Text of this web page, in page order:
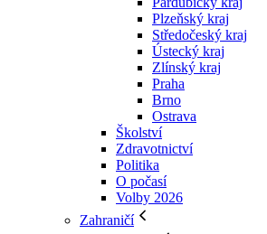
Plzeňský kraj
Středočeský kraj
Ústecký kraj
Zlínský kraj
Praha
Brno
Ostrava
Školství
Zdravotnictví
Politika
O počasí
Volby 2026
Zahraničí